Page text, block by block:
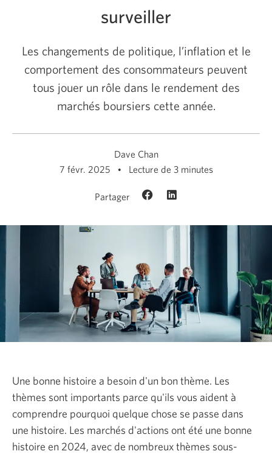
surveiller
Les changements de politique, l’inflation et le
comportement des consommateurs peuvent
tous jouer un rôle dans le rendement des
marchés boursiers cette année.
Dave Chan
7 févr. 2025
Lecture de 3 minutes
Partager
Une bonne histoire a besoin d'un bon thème. Les
thèmes sont importants parce qu'ils vous aident à
comprendre pourquoi quelque chose se passe dans
une histoire. Les marchés d'actions ont été une bonne
histoire en 2024, avec de nombreux thèmes sous-